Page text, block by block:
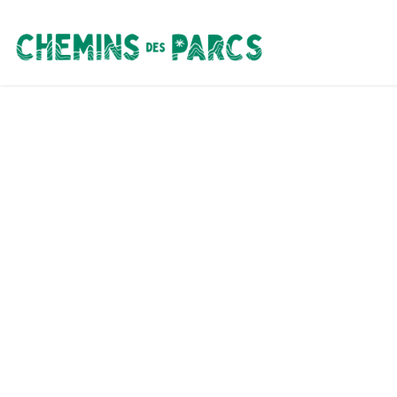
Chemins des Parcs